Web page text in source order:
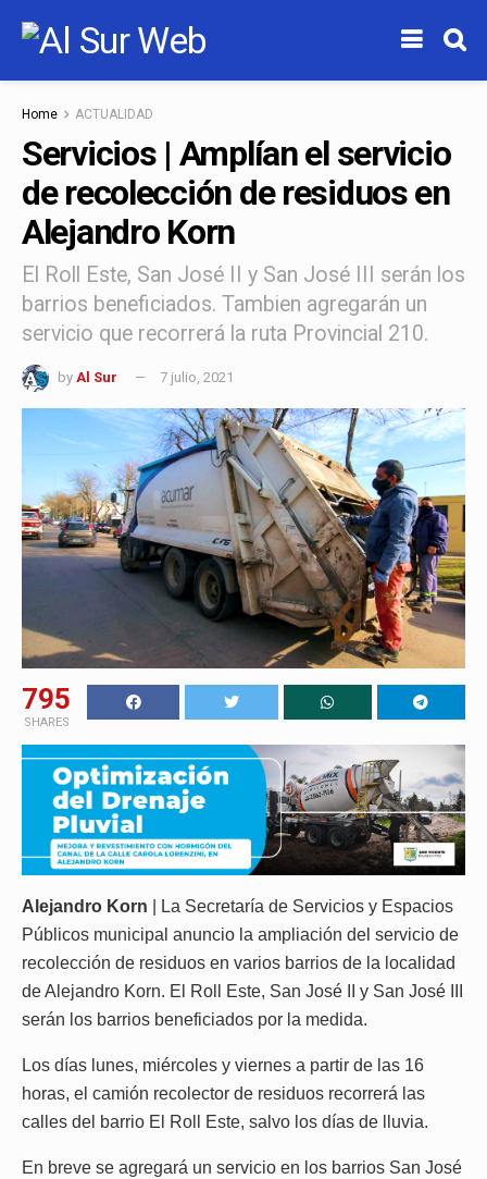
Home ACTUALIDAD
Servicios | Amplían el servicio
de recolección de residuos en
Alejandro Korn
El Roll Este, San José II y San José III serán los
barrios beneficiados. Tambien agregarán un
servicio que recorrerá la ruta Provincial 210.
by Al Sur 7 julio, 2021
795
SHARES
Alejandro Korn | La Secretaría de Servicios y Espacios
Públicos municipal anuncio la ampliación del servicio de
recolección de residuos en varios barrios de la localidad
de Alejandro Korn. El Roll Este, San José II y San José III
serán los barrios beneficiados por la medida.
Los días lunes, miércoles y viernes a partir de las 16
horas, el camión recolector de residuos recorrerá las
calles del barrio El Roll Este, salvo los días de lluvia.
En breve se agregará un servicio en los barrios San José